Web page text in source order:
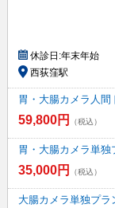
休診日:年末年始
西荻窪駅
胃・大腸カメラ人間
59,800円 （税込）
胃・大腸カメラ単独
35,000円 （税込）
大腸カメラ単独プラ